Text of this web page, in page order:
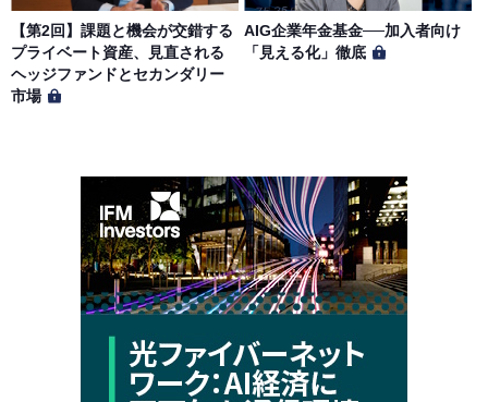
【第2回】課題と機会が交錯する
プライベート資産、見直される
ヘッジファンドとセカンダリー
市場
AIG企業年金基金──加入者向け
「見える化」徹底